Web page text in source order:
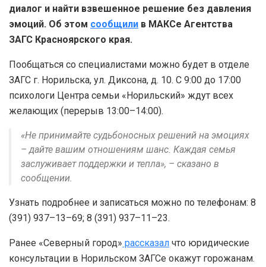
диалог и найти взвешенное решение без давления
эмоций. Об этом сообщили в МАКСе Агентства
ЗАГС Красноярского края.
Пообщаться со специалистами можно будет в отделе
ЗАГС г. Норильска, ул. Диксона, д. 10. С 9:00 до 17:00
психологи Центра семьи «Норильский» ждут всех
желающих (перерыв 13:00–14:00).
«Не принимайте судьбоносных решений на эмоциях
– дайте вашим отношениям шанс. Каждая семья
заслуживает поддержки и тепла», – сказано в
сообщении.
Узнать подробнее и записаться можно по телефонам: 8
(391) 937–13–69; 8 (391) 937–11–23.
Ранее «Северный город» рассказал что юридические
консультации в Норильском ЗАГСе окажут горожанам.